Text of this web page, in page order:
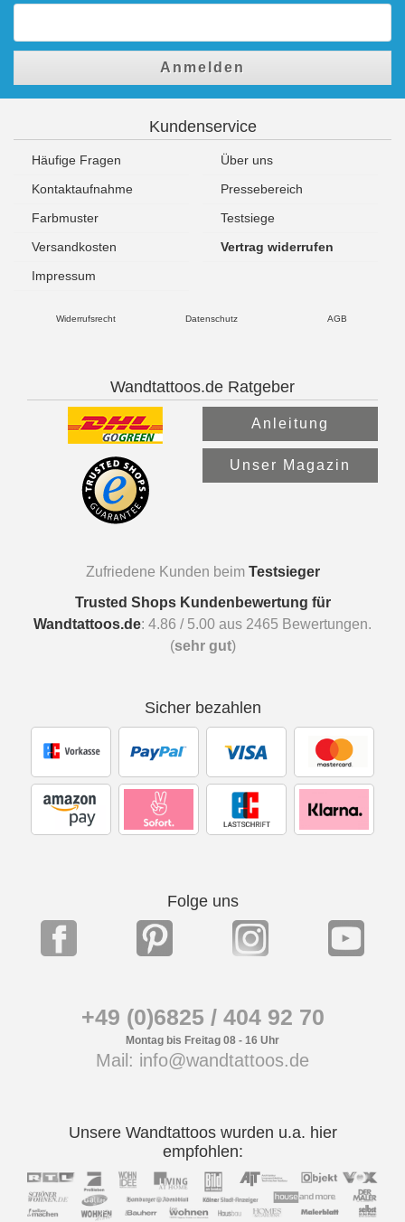
Anmelden
Kundenservice
Häufige Fragen
Über uns
Kontaktaufnahme
Pressebereich
Farbmuster
Testsiege
Versandkosten
Vertrag widerrufen
Impressum
Widerrufsrecht Datenschutz AGB
Wandtattoos.de Ratgeber
Anleitung
Unser Magazin
Zufriedene Kunden beim Testsieger
Trusted Shops Kundenbewertung für
Wandtattoos.de: 4.86 / 5.00 aus 2465 Bewertungen.
(sehr gut)
Sicher bezahlen
Folge uns
+49 (0)6825 / 404 92 70
Montag bis Freitag 08 - 16 Uhr
Mail: info@wandtattoos.de
Unsere Wandtattoos wurden u.a. hier
empfohlen: